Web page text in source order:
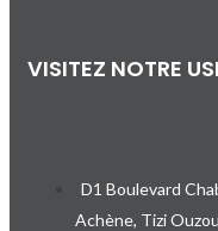
VISITEZ NOTRE
D1 Boulevard
Achène, Tizi